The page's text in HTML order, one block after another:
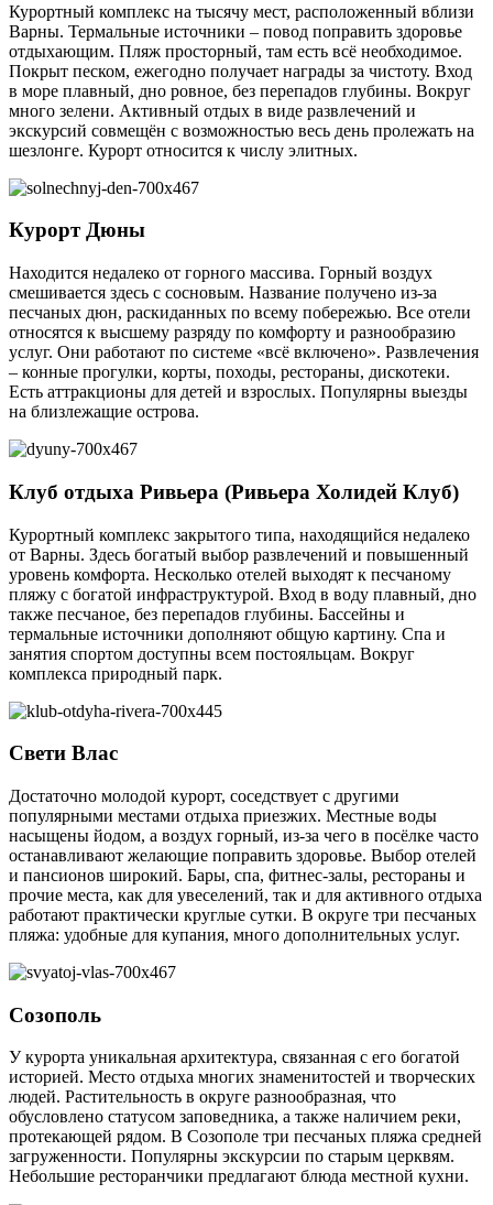
Курортный комплекс на тысячу мест, расположенный вблизи
Варны. Термальные источники – повод поправить здоровье
отдыхающим. Пляж просторный, там есть всё необходимое.
Покрыт песком, ежегодно получает награды за чистоту. Вход
в море плавный, дно ровное, без перепадов глубины. Вокруг
много зелени. Активный отдых в виде развлечений и
экскурсий совмещён с возможностью весь день пролежать на
шезлонге. Курорт относится к числу элитных.
Курорт Дюны
Находится недалеко от горного массива. Горный воздух
смешивается здесь с сосновым. Название получено из-за
песчаных дюн, раскиданных по всему побережью. Все отели
относятся к высшему разряду по комфорту и разнообразию
услуг. Они работают по системе «всё включено». Развлечения
– конные прогулки, корты, походы, рестораны, дискотеки.
Есть аттракционы для детей и взрослых. Популярны выезды
на близлежащие острова.
Клуб отдыха Ривьера (Ривьера Холидей Клуб)
Курортный комплекс закрытого типа, находящийся недалеко
от Варны. Здесь богатый выбор развлечений и повышенный
уровень комфорта. Несколько отелей выходят к песчаному
пляжу с богатой инфраструктурой. Вход в воду плавный, дно
также песчаное, без перепадов глубины. Бассейны и
термальные источники дополняют общую картину. Спа и
занятия спортом доступны всем постояльцам. Вокруг
комплекса природный парк.
Свети Влас
Достаточно молодой курорт, соседствует с другими
популярными местами отдыха приезжих. Местные воды
насыщены йодом, а воздух горный, из-за чего в посёлке часто
останавливают желающие поправить здоровье. Выбор отелей
и пансионов широкий. Бары, спа, фитнес-залы, рестораны и
прочие места, как для увеселений, так и для активного отдыха
работают практически круглые сутки. В округе три песчаных
пляжа: удобные для купания, много дополнительных услуг.
Созополь
У курорта уникальная архитектура, связанная с его богатой
историей. Место отдыха многих знаменитостей и творческих
людей. Растительность в округе разнообразная, что
обусловлено статусом заповедника, а также наличием реки,
протекающей рядом. В Созополе три песчаных пляжа средней
загруженности. Популярны экскурсии по старым церквям.
Небольшие ресторанчики предлагают блюда местной кухни.